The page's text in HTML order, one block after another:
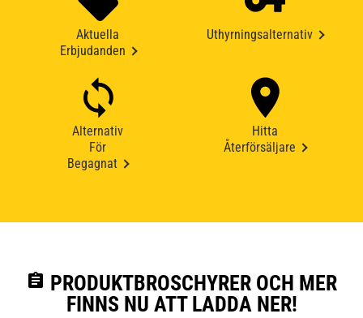
Aktuella
Erbjudanden
Uthyrningsalternativ
Alternativ
För
Begagnat
Hitta
Återförsäljare
assignment PRODUKTBROSCHYRER OCH MER
FINNS NU ATT LADDA NER!